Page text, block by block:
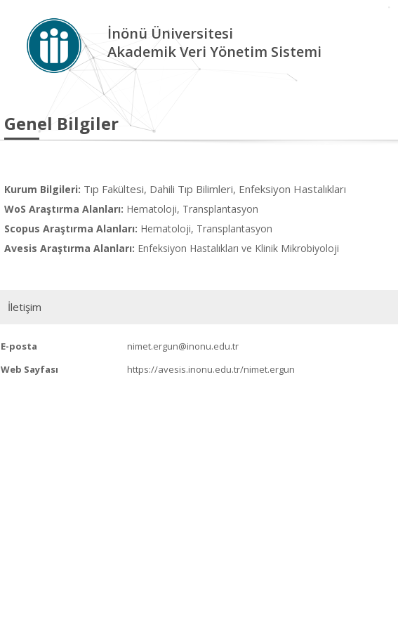
İnönü Üniversitesi
Akademik Veri Yönetim Sistemi
Genel Bilgiler
Kurum Bilgileri: Tıp Fakültesi, Dahili Tıp Bilimleri, Enfeksiyon Hastalıkları
WoS Araştırma Alanları: Hematoloji, Transplantasyon
Scopus Araştırma Alanları: Hematoloji, Transplantasyon
Avesis Araştırma Alanları: Enfeksiyon Hastalıkları ve Klinik Mikrobiyoloji
İletişim
E-posta
nimet.ergun@inonu.edu.tr
Web Sayfası
https://avesis.inonu.edu.tr/nimet.ergun